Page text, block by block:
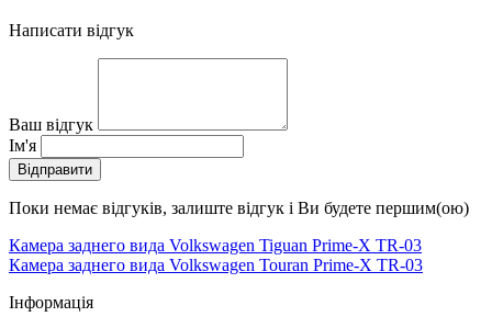
Написати відгук
Ваш відгук
Ім'я
Відправити
Поки немає відгуків, залиште відгук і Ви будете першим(ою)
Камера заднего вида Volkswagen Tiguan Prime-X TR-03
Камера заднего вида Volkswagen Touran Prime-X TR-03
Інформація